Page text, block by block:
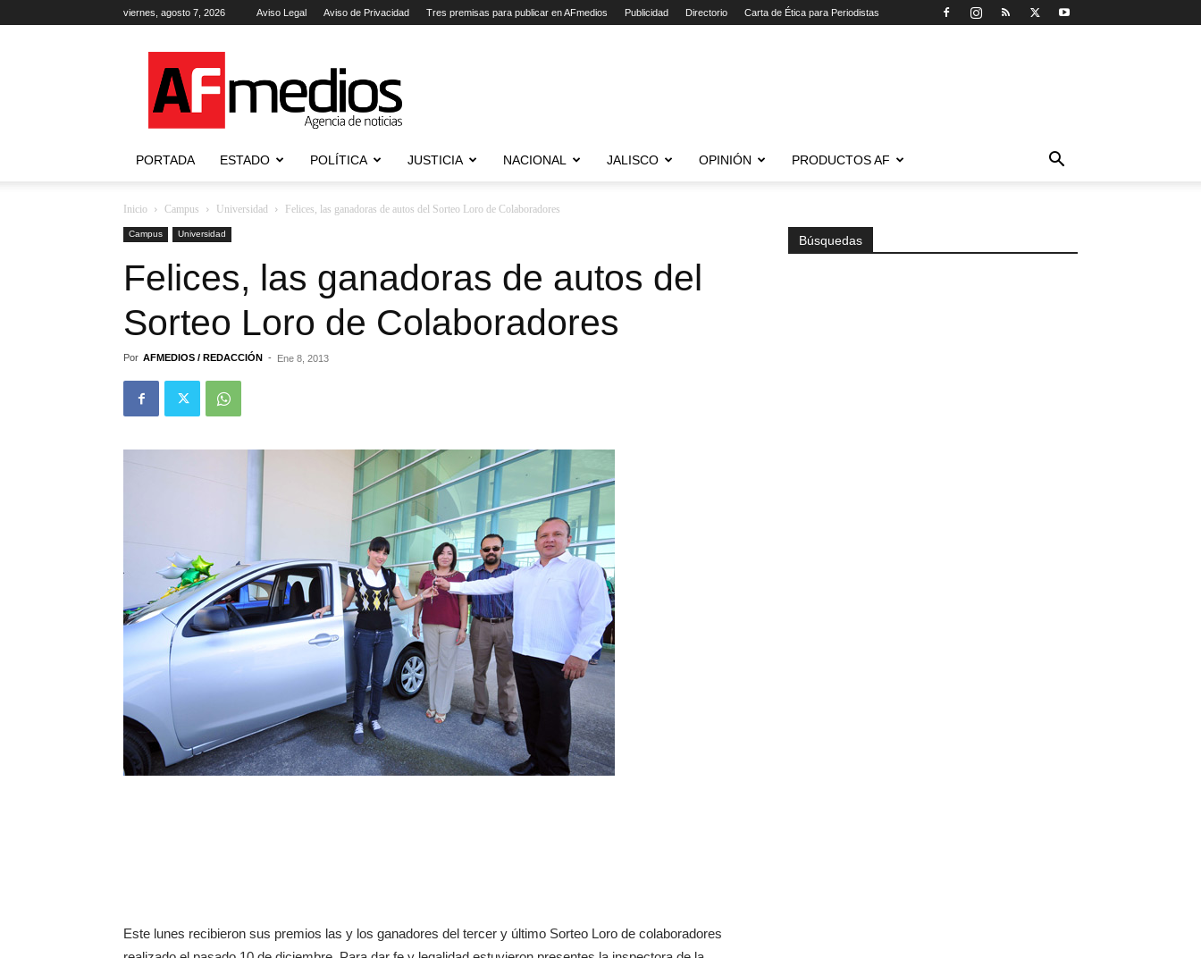
viernes, agosto 7, 2026 Aviso Legal Aviso de Privacidad Tres premisas para publicar en AFmedios Publicidad Directorio Carta de Ética para Periodistas
Agencia
de
Noticias
PORTADA ESTADO POLÍTICA JUSTICIA NACIONAL JALISCO OPINIÓN PRODUCTOS AF
Inicio Campus Universidad Felices, las ganadoras de autos del Sorteo Loro de Colaboradores
Campus Universidad
Felices, las ganadoras de autos del
Sorteo Loro de Colaboradores
Por AFMEDIOS / REDACCIÓN - Ene 8, 2013
Este lunes recibieron sus premios las y los ganadores del tercer y último Sorteo Loro de colaboradores
Búsquedas